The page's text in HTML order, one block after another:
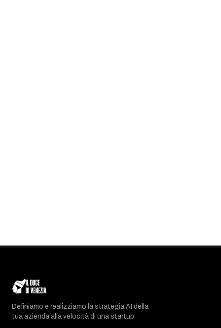
Definiamo e realizziamo la strategia AI della
tua azienda alla velocità di una startup.